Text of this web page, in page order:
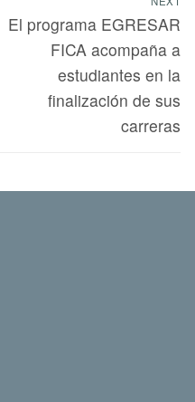
El programa EGRESAR
FICA acompaña a
estudiantes en la
finalización de sus
carreras